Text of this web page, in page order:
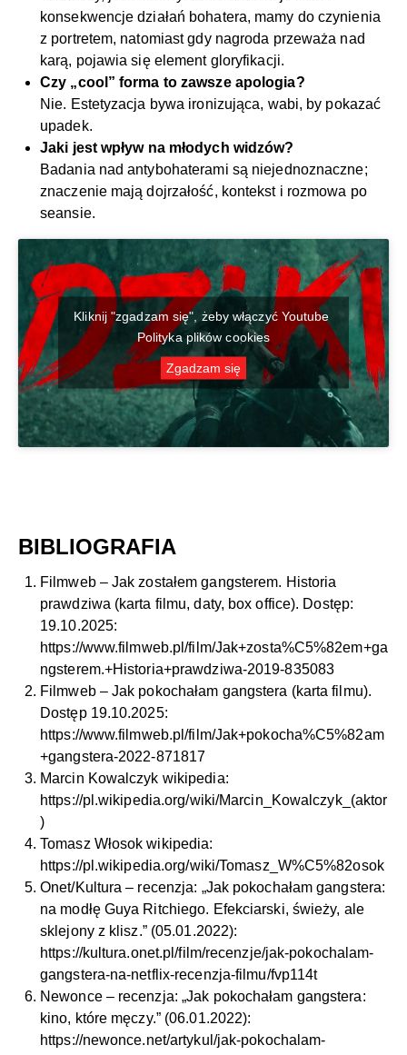
konsekwencje działań bohatera, mamy do czynienia
z portretem, natomiast gdy nagroda przeważa nad
karą, pojawia się element gloryfikacji.
Czy „cool” forma to zawsze apologia?
Nie. Estetyzacja bywa ironizująca, wabi, by pokazać
upadek.
Jaki jest wpływ na młodych widzów?
Badania nad antybohaterami są niejednoznaczne;
znaczenie mają dojrzałość, kontekst i rozmowa po
seansie.
Kliknij "zgadzam się", żeby włączyć Youtube
Polityka plików cookies
Zgadzam się
BIBLIOGRAFIA
Filmweb – Jak zostałem gangsterem. Historia
prawdziwa (karta filmu, daty, box office). Dostęp:
19.10.2025:
https://www.filmweb.pl/film/Jak+zosta%C5%82em+ga
ngsterem.+Historia+prawdziwa-2019-835083
Filmweb – Jak pokochałam gangstera (karta filmu).
Dostęp 19.10.2025:
https://www.filmweb.pl/film/Jak+pokocha%C5%82am
+gangstera-2022-871817
Marcin Kowalczyk wikipedia:
https://pl.wikipedia.org/wiki/Marcin_Kowalczyk_(aktor
)
Tomasz Włosok wikipedia:
https://pl.wikipedia.org/wiki/Tomasz_W%C5%82osok
Onet/Kultura – recenzja: „Jak pokochałam gangstera:
na modłę Guya Ritchiego. Efekciarski, świeży, ale
sklejony z klisz.” (05.01.2022):
https://kultura.onet.pl/film/recenzje/jak-pokochalam-
gangstera-na-netflix-recenzja-filmu/fvp114t
Newonce – recenzja: „Jak pokochałam gangstera:
kino, które męczy.” (06.01.2022):
https://newonce.net/artykul/jak-pokochalam-